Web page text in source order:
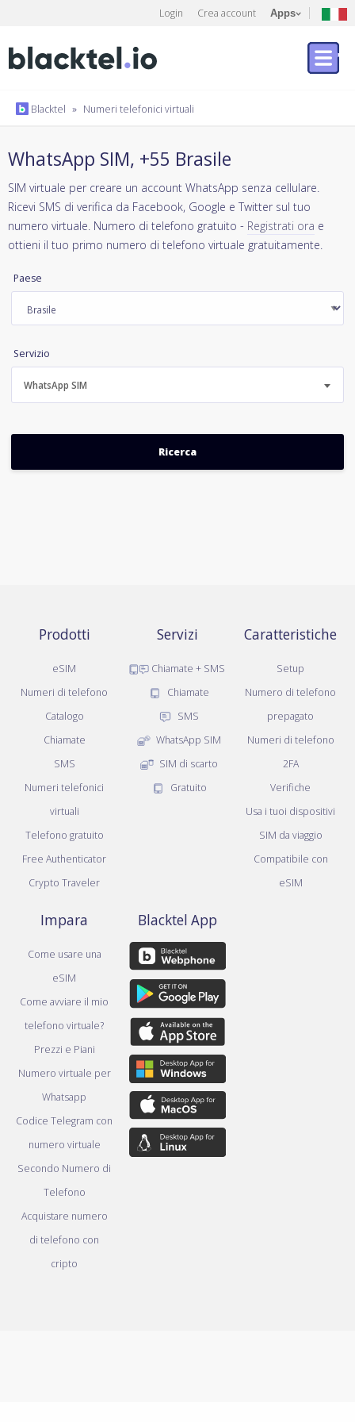
Login Crea account Apps
Blacktel » Numeri telefonici virtuali
WhatsApp SIM, +55 Brasile
SIM virtuale per creare un account WhatsApp senza cellulare.
Ricevi SMS di verifica da Facebook, Google e Twitter sul tuo
numero virtuale. Numero di telefono gratuito - Registrati ora e
ottieni il tuo primo numero di telefono virtuale gratuitamente.
Paese
Servizio
WhatsApp SIM
Prodotti
eSIM
Numeri di telefono
Catalogo
Chiamate
SMS
Numeri telefonici
virtuali
Telefono gratuito
Free Authenticator
Crypto Traveler
Servizi
Chiamate + SMS
Chiamate
SMS
WhatsApp SIM
SIM di scarto
Gratuito
Caratteristiche
Setup
Numero di telefono
prepagato
Numeri di telefono
2FA
Verifiche
Usa i tuoi dispositivi
SIM da viaggio
Compatibile con
eSIM
Impara
Come usare una
eSIM
Come avviare il mio
telefono virtuale?
Prezzi e Piani
Numero virtuale per
Whatsapp
Codice Telegram con
numero virtuale
Secondo Numero di
Telefono
Acquistare numero
di telefono con
cripto
Blacktel App